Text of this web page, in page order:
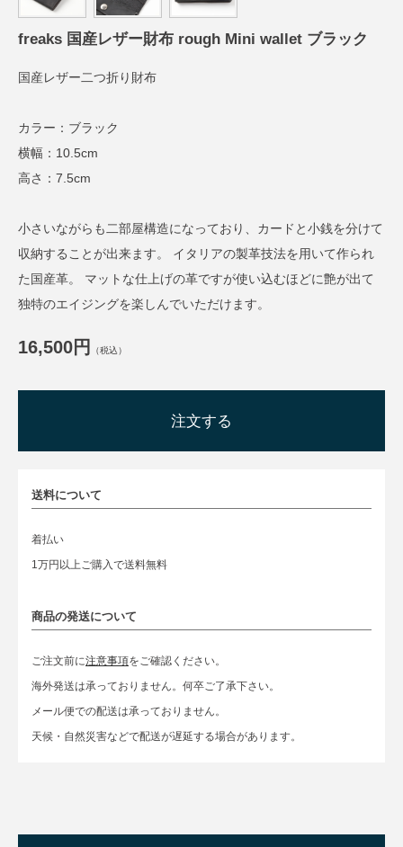
freaks 国産レザー財布 rough Mini wallet ブラック
国産レザー二つ折り財布
カラー：ブラック
横幅：10.5cm
高さ：7.5cm
小さいながらも二部屋構造になっており、カードと小銭を分けて
収納することが出来ます。 イタリアの製革技法を用いて作られ
た国産革。 マットな仕上げの革ですが使い込むほどに艶が出て
独特のエイジングを楽しんでいただけます。
16,500円 （税込）
注文する
送料について
着払い
1万円以上ご購入で送料無料
商品の発送について
ご注文前に注意事項をご確認ください。
海外発送は承っておりません。何卒ご了承下さい。
メール便での配送は承っておりません。
天候・自然災害などで配送が遅延する場合があります。